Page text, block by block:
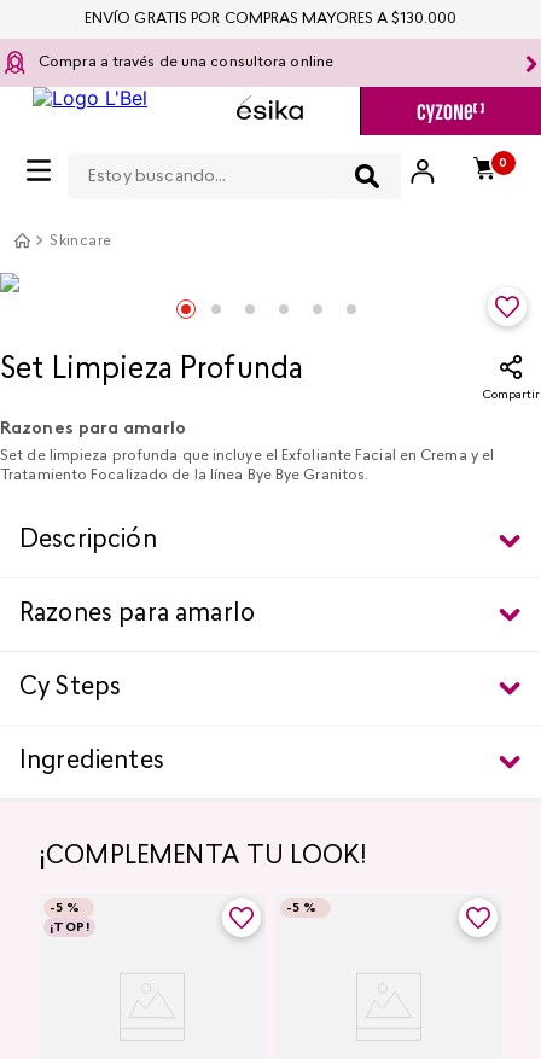
Compra a través de una consultora online
0
ENVÍO GRATIS POR COMPRAS MAYORES A $130.000
Skincare
Set Limpieza Profunda
Compartir
Razones para amarlo
Set de limpieza profunda que incluye el Exfoliante Facial en Crema y el
Tratamiento Focalizado de la línea Bye Bye Granitos.
Descripción
Razones para amarlo
Cy Steps
Ingredientes
¡COMPLEMENTA TU LOOK!
-5 %
¡TOP!
-5 %